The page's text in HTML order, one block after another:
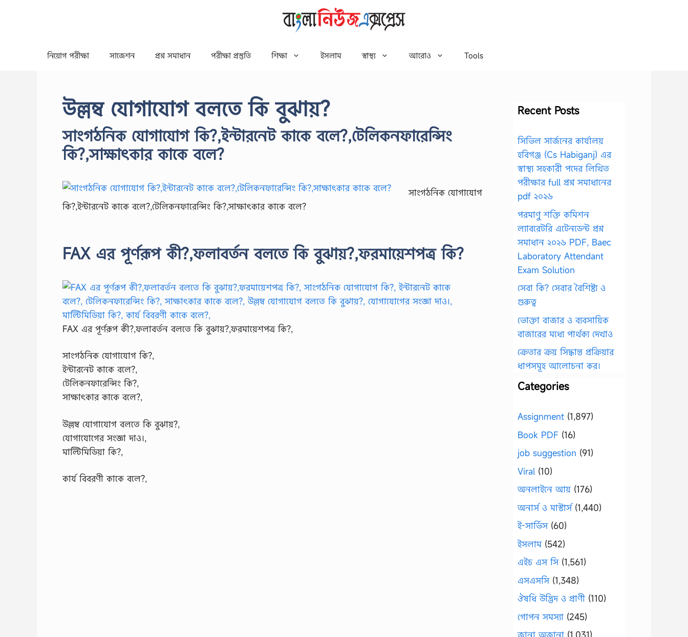
নিয়োগ পরীক্ষা সাজেশন প্রশ্ন সমাধান পরীক্ষা প্রস্তুতি শিক্ষা ইসলাম স্বাস্থ্য আরোও Tools
উল্লম্ব যোগাযোগ বলতে কি বুঝায়?
সাংগঠনিক যোগাযোগ কি?,ইন্টারনেট কাকে বলে?,টেলিকনফারেন্সিং
কি?,সাক্ষাৎকার কাকে বলে?
সাংগঠনিক যোগাযোগ
কি?,ইন্টারনেট কাকে বলে?,টেলিকনফারেন্সিং কি?,সাক্ষাৎকার কাকে বলে?
FAX এর পূর্ণরূপ কী?,ফলাবর্তন বলতে কি বুঝায়?,ফরমায়েশপত্র কি?
FAX এর পূর্ণরূপ কী?,ফলাবর্তন বলতে কি বুঝায়?,ফরমায়েশপত্র কি?,
সাংগঠনিক যোগাযোগ কি?,
ইন্টারনেট কাকে বলে?,
টেলিকনফারেন্সিং কি?,
সাক্ষাৎকার কাকে বলে?,
উল্লম্ব যোগাযোগ বলতে কি বুঝায়?,
যোগাযোগের সংজ্ঞা দাও।,
মাল্টিমিডিয়া কি?,
কার্য বিবরণী কাকে বলে?,
Recent Posts
সিভিল সার্জনের কার্যালয়
হবিগঞ্জ (Cs Habiganj) এর
স্বাস্থ্য সহকারী পদের লিখিত
পরীক্ষার full প্রশ্ন সমাধানের
pdf ২০২৬
পরমাণু শক্তি কমিশন
ল্যাবরেটরি এটেনডেন্ট প্রশ্ন
সমাধান ২০২৬ PDF, Baec
Laboratory Attendant
Exam Solution
সেবা কি? সেবার বৈশিষ্ট্য ও
গুরুত্ব
ভোক্তা বাজার ও ব্যবসায়িক
বাজারের মধ্যে পার্থক্য দেখাও
ক্রেতার ক্রয় সিদ্ধান্ত প্রক্রিয়ার
ধাপসমূহ আলোচনা কর।
Categories
Assignment (1,897)
Book PDF (16)
job suggestion (91)
Viral (10)
অনলাইনে আয় (176)
অনার্স ও মাস্টার্স(1,440)
ই-সার্ভিস(60)
ইসলাম(542)
এইচ এস সি(1,561)
এসএসসি(1,348)
ঔষধি উদ্ভিদ ও প্রাণী (110)
গোপন সমস্যা (245)